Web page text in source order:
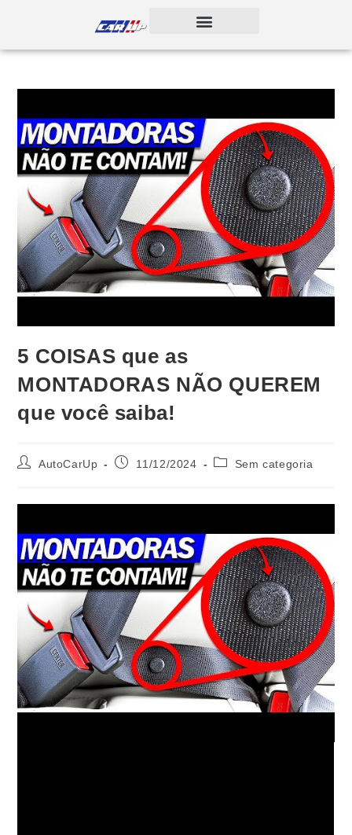
5 COISAS que as
MONTADORAS NÃO QUEREM
que você saiba!
AutoCarUp 11/12/2024 Sem categoria